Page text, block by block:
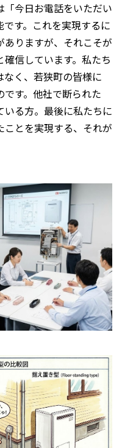
今日お電話をいただい
す。これを実現するに
りますが、それこそが
確信しています。私たち
く、若狭町の皆様に
です。他社で断られた
る方。最後に私たちに
とを実現する、それが